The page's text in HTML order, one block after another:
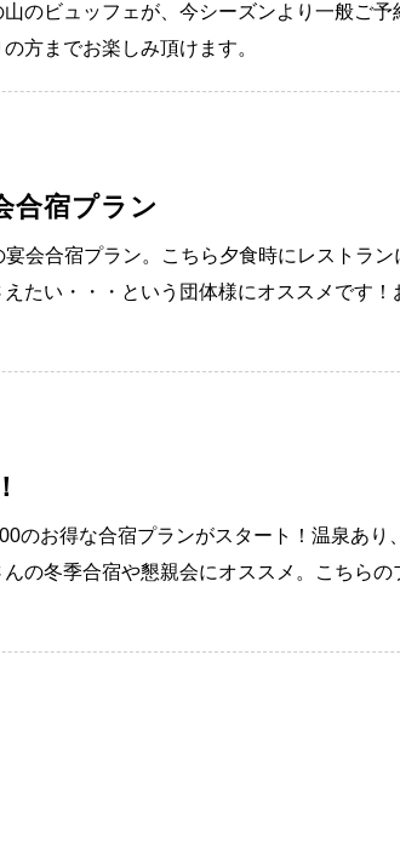
のビュッフェが、今シーズンより一般ご
方までお楽しみ頂けます。
合宿プラン
会合宿プラン。こちら夕食時にレストラ
たい・・・という団体様にオススメです
のお得な合宿プランがスタート！温泉あ
の冬季合宿や懇親会にオススメ。こちら